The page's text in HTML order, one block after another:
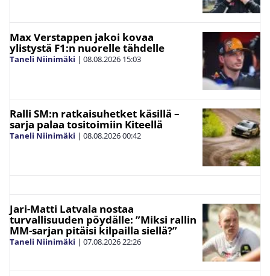
Max Verstappen jakoi kovaa
ylistystä F1:n nuorelle tähdelle
Taneli Niinimäki | 08.08.2026 15:03
Ralli SM:n ratkaisuhetket käsillä –
sarja palaa tositoimiin Kiteellä
Taneli Niinimäki | 08.08.202600:42
Jari-Matti Latvala nostaa
turvallisuuden pöydälle: ”Miksi rallin
MM-sarjan pitäisi kilpailla siellä?”
Taneli Niinimäki | 07.08.202622:26